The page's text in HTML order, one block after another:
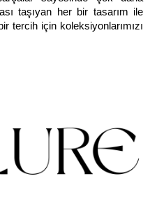
taşıyan her bir tasarım ile
tercih için koleksiyonlarımızı